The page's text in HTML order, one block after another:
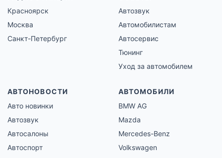
Красноярск
Москва
Санкт-Петербург
Автозвук
Автомобилистам
Автосервис
Тюнинг
Уход за автомобилем
АВТОНОВОСТИ
Авто новинки
Автозвук
Автосалоны
Автоспорт
АВТОМОБИЛИ
BMW AG
Mazda
Mercedes-Benz
Volkswagen